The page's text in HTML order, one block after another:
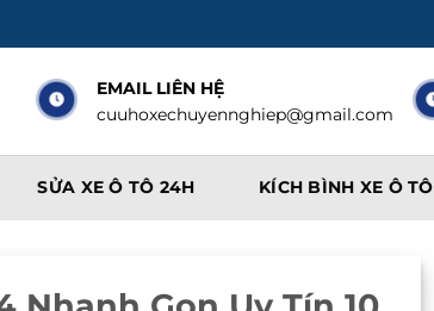
EMAIL LIÊN HỆ
cuuhoxechuyennghiep@gmail.com
SỬA XE Ô TÔ 24H KÍCH BÌNH XE Ô TÔ